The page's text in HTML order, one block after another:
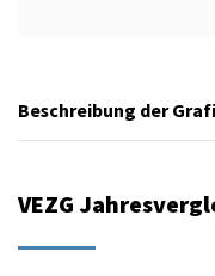
Beschreibung der
VEZG